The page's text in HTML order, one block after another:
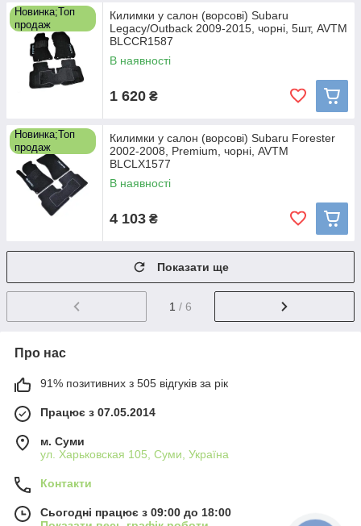
Новинка;Топ
продаж
Килимки у салон (ворсові) Subaru
Legacy/Outback 2009-2015, чорні, 5шт, AVTM
BLCCR1587
В наявності
1 620 ₴
Новинка;Топ
продаж
Килимки у салон (ворсові) Subaru Forester
2002-2008, Premium, чорні, AVTM
BLCLX1577
В наявності
4 103 ₴
Показати ще
1 / 6
Про нас
91% позитивних з 505 відгуків за рік
Працює з 07.05.2014
м. Суми
ул. Харьковская 105, Суми, Україна
Контакти
Сьогодні працює з 09:00 до 18:00